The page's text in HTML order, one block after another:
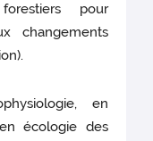
pour
changements
en
écologie des